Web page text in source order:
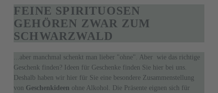
FEINE SPIRITUOSEN
GEHÖREN ZWAR ZUM
SCHWARZWALD
...aber manchmal schenkt man lieber "ohne". Aber wie das richtige
Geschenk finden? Ideen für Geschenke finden Sie hier bei uns.
Deshalb haben wir hier für Sie eine besondere Zusammenstellung
von Geschenkideen ohne Alkohol. Die Präsente eignen sich für